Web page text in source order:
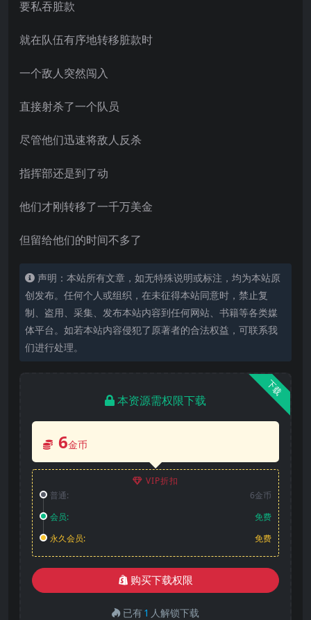
要私吞脏款
就在队伍有序地转移脏款时
一个敌人突然闯入
直接射杀了一个队员
尽管他们迅速将敌人反杀
指挥部还是到了动
他们才刚转移了一千万美金
但留给他们的时间不多了
声明：本站所有文章，如无特殊说明或标注，均为本站原
创发布。任何个人或组织，在未征得本站同意时，禁止复
制、盗用、采集、发布本站内容到任何网站、书籍等各类媒
体平台。如若本站内容侵犯了原著者的合法权益，可联系我
们进行处理。
下载
本资源需权限下载
6金币
VIP折扣
普通:
6金币
会员:
免费
永久会员:
免费
购买下载权限
已有1 人解锁下载